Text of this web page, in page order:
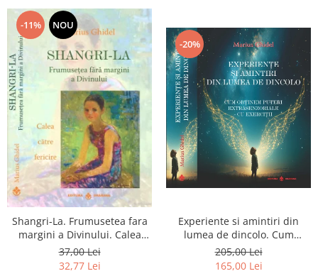
-11% NOU
Shangri-La. Frumusetea fara
margini a Divinului. Calea
catre fericire
37,00 Lei
32,77 Lei
-20%
Experiente si amintiri din
lumea de dincolo. Cum
obtinem puteri
extrasenzoriale - cu exercitii
205,00 Lei
165,00 Lei